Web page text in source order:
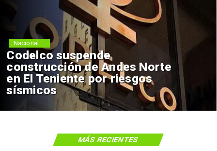
Lluvias históricas en Chile:
ciudades alcanzan máximos
nunca vistos
Nacional
MÁS RECIENTES